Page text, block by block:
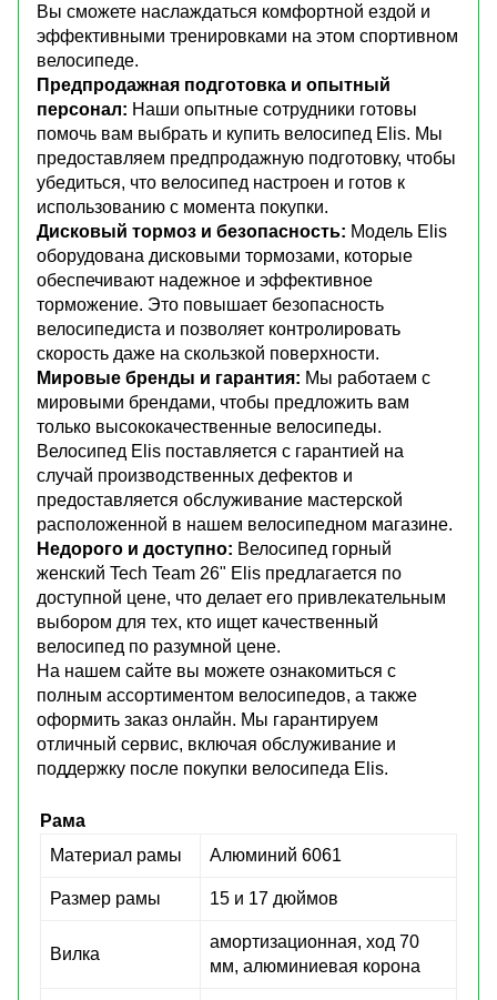
Вы сможете наслаждаться комфортной ездой и
эффективными тренировками на этом спортивном
велосипеде.
Предпродажная подготовка и опытный
персонал: Наши опытные сотрудники готовы
помочь вам выбрать и купить велосипед Elis. Мы
предоставляем предпродажную подготовку, чтобы
убедиться, что велосипед настроен и готов к
использованию с момента покупки.
Дисковый тормоз и безопасность: Модель Elis
оборудована дисковыми тормозами, которые
обеспечивают надежное и эффективное
торможение. Это повышает безопасность
велосипедиста и позволяет контролировать
скорость даже на скользкой поверхности.
Мировые бренды и гарантия: Мы работаем с
мировыми брендами, чтобы предложить вам
только высококачественные велосипеды.
Велосипед Elis поставляется с гарантией на
случай производственных дефектов и
предоставляется обслуживание мастерской
расположенной в нашем велосипедном магазине.
Недорого и доступно: Велосипед горный
женский Tech Team 26" Elis предлагается по
доступной цене, что делает его привлекательным
выбором для тех, кто ищет качественный
велосипед по разумной цене.
На нашем сайте вы можете ознакомиться с
полным ассортиментом велосипедов, а также
оформить заказ онлайн. Мы гарантируем
отличный сервис, включая обслуживание и
поддержку после покупки велосипеда Elis.
Рама
Материал рамы
Алюминий 6061
Размер рамы 15 и 17 дюймов
Вилка
амортизационная, ход 70
мм, алюминиевая корона